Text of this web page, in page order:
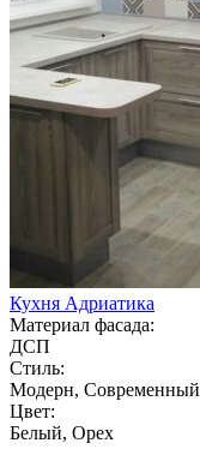
Кухня Адриатика
Материал фасада:
ДСП
Стиль:
Модерн, Современный
Цвет:
Белый, Орех